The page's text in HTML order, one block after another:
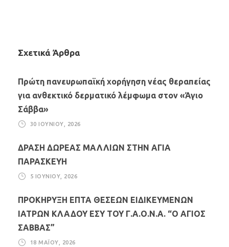
Σχετικά Άρθρα
Πρώτη πανευρωπαϊκή χορήγηση νέας θεραπείας
για ανθεκτικό δερματικό λέμφωμα στον «Άγιο
Σάββα»
30 ΙΟΥΝΊΟΥ, 2026
ΔΡΑΣΗ ΔΩΡΕΑΣ ΜΑΛΛΙΩΝ ΣΤΗΝ ΑΓΙΑ
ΠΑΡΑΣΚΕΥΗ
5 ΙΟΥΝΊΟΥ, 2026
ΠΡΟΚΗΡΥΞΗ ΕΠΤΑ ΘΕΣΕΩΝ ΕΙΔΙΚΕΥΜΕΝΩΝ
ΙΑΤΡΩΝ ΚΛΑΔΟΥ ΕΣΥ ΤΟΥ Γ.Α.Ο.Ν.Α. “Ο ΑΓΙΟΣ
ΣΑΒΒΑΣ”
18 ΜΑΪ́ΟΥ, 2026